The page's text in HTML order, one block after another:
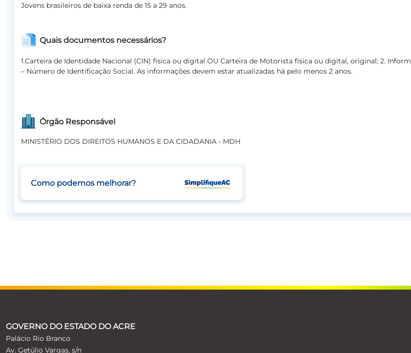
Jovens brasileiros de baixa renda de 15 a 29 anos.
Quais documentos necessários?
1.Carteira de Identidade Nacional (CIN) física ou digital OU Carteira de Motorista física ou digital, original; 2.
– Número de Identificação Social. As informações devem estar atualizadas há pelo menos 2 anos.
Órgão Responsável
MINISTÉRIO DOS DIREITOS HUMANOS E DA CIDADANIA - MDH
Como podemos melhorar?
GOVERNO DO ESTADO DO ACRE
Palácio Rio Branco
Av. Getúlio Vargas, s/n